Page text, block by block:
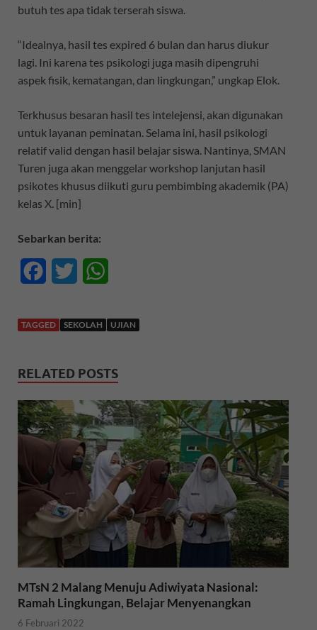
butuh tes apa tidak terserah siswa.
“Idealnya, hasil tes expired 6 bulan dan harus diukur
lagi. Ini karena tes psikologi juga masih dipengruhi
aspek fisik, kematangan, dan lingkungan,” ungkap Elok.
Terkhusus besaran hasil tes intelejensi, akan digunakan
untuk layanan peminatan. Selama ini, hasil psikologi
relatif valid dengan hasil belajar siswa. Nantinya, SMAN
Turen juga akan menggelar workshop lanjutan hasil
psikotes khusus diikuti guru pembimbing akademik (PA)
kelas X. [min]
Sebarkan berita:
c
b
o
o
i
t
e
r
a
s
A
p
p
TAGGED SEKOLAH UJIAN
RELATED POSTS
MTsN 2 Malang Menuju Adiwiyata Nasional:
Ramah Lingkungan, Belajar Menyenangkan
6 Februari 2022